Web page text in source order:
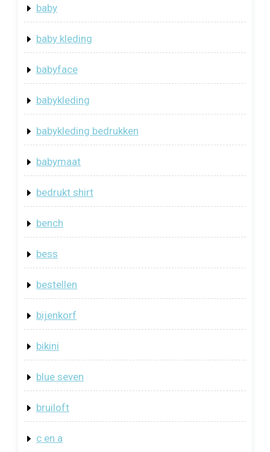
baby
baby kleding
babyface
babykleding
babykleding bedrukken
babymaat
bedrukt shirt
bench
bess
bestellen
bijenkorf
bikini
blue seven
bruiloft
c en a